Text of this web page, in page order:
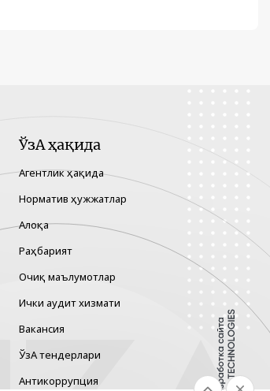
ЎзА ҳақида
Агентлик ҳақида
Норматив ҳужжатлар
Алоқа
Раҳбарият
Очиқ маълумотлар
Ички аудит хизмати
Вакансия
ЎзА тендерлари
Антикоррупция